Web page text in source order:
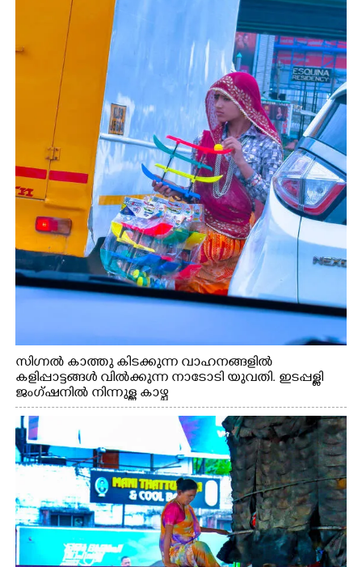
സിഗ്നൽ കാത്തു കിടക്കുന്ന വാഹനങ്ങളിൽ
കളിപ്പാട്ടങ്ങൾ വിൽക്കുന്ന നാടോടി യുവതി. ഇടപ്പള്ളി
ജംഗ്ഷനിൽ നിന്നുള്ള കാഴ്ച